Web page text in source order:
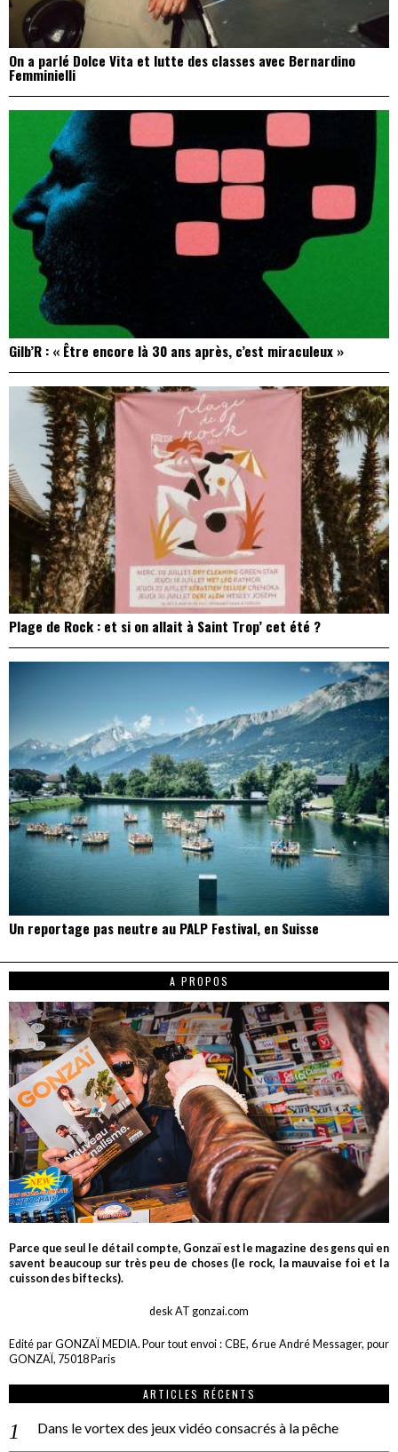
On a parlé Dolce Vita et lutte des classes avec Bernardino
Femminielli
Gilb’R : « Être encore là 30 ans après, c’est miraculeux »
Plage de Rock : et si on allait à Saint Trop’ cet été ?
Un reportage pas neutre au PALP Festival, en Suisse
A PROPOS
Parce que seul le détail compte, Gonzaï est le magazine des gens qui en
savent beaucoup sur très peu de choses (le rock, la mauvaise foi et la
cuisson des biftecks).
desk AT gonzai.com
Edité par GONZAÏ MEDIA. Pour tout envoi : CBE, 6 rue André Messager, pour
GONZAÏ, 75018 Paris
ARTICLES RÉCENTS
Dans le vortex des jeux vidéo consacrés à la pêche